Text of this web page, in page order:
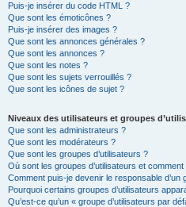
Puis-je insérer du code HTML ?
Que sont les émoticônes ?
Puis-je insérer des images ?
Que sont les annonces générales ?
Que sont les annonces ?
Que sont les notes ?
Que sont les sujets verrouillés ?
Que sont les icônes de sujet ?
Niveaux des utilisateurs et groupes
Que sont les administrateurs ?
Que sont les modérateurs ?
Que sont les groupes d’utilisateurs ?
Où sont les groupes d’utilisateurs et
Comment puis-je devenir le responsable d’un
Pourquoi certains groupes d’utilisateurs
Qu’est-ce qu’un « groupe d’utilisateurs par